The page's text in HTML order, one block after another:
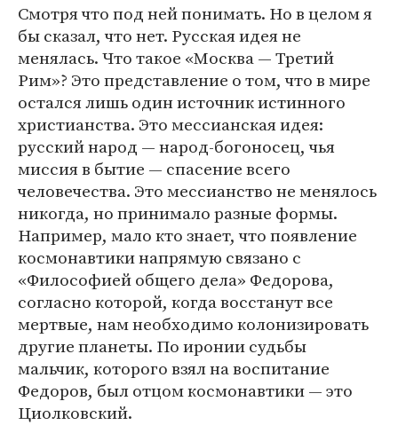
Смотря что под ней понимать. Но в целом я
бы сказал, что нет. Русская идея не
менялась. Что такое «Москва — Третий
Рим»? Это представление о том, что в мире
остался лишь один источник истинного
христианства. Это мессианская идея:
русский народ — народ-богоносец, чья
миссия в бытие — спасение всего
человечества. Это мессианство не менялось
никогда, но принимало разные формы.
Например, мало кто знает, что появление
космонавтики напрямую связано с
«Философией общего дела» Федорова,
согласно которой, когда восстанут все
мертвые, нам необходимо колонизировать
другие планеты. По иронии судьбы
мальчик, которого взял на воспитание
Федоров, был отцом космонавтики — это
Циолковский.